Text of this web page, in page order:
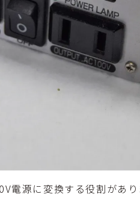
電源に変換する役割があ